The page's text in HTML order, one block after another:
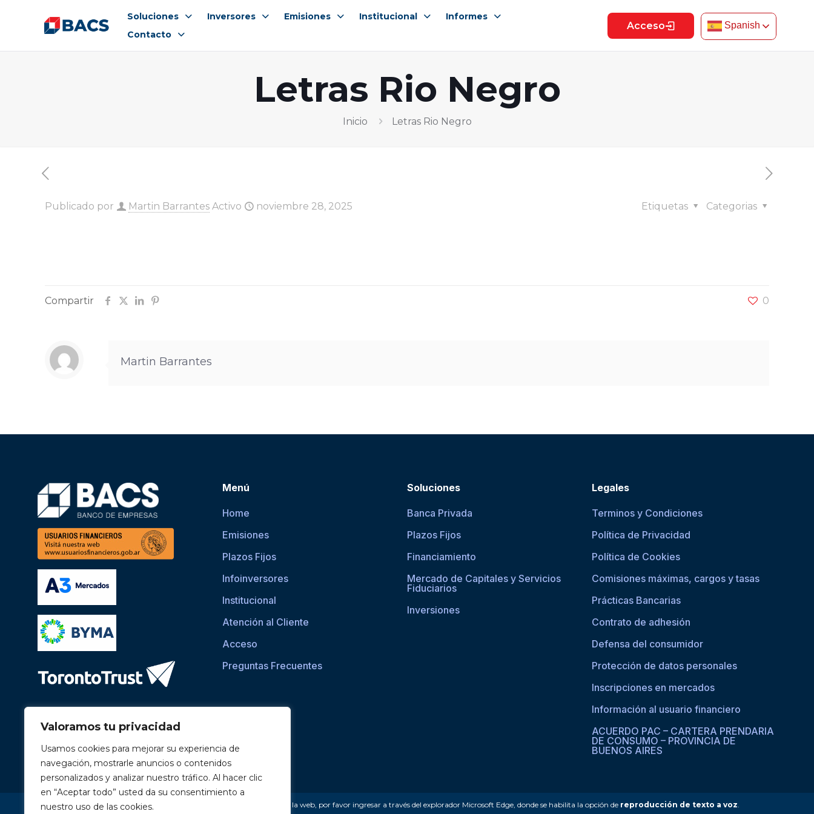
Valoramos tu privacidad
Usamos cookies para mejorar su experiencia de
navegación, mostrarle anuncios o contenidos
personalizados y analizar nuestro tráfico. Al hacer clic
en “Aceptar todo” usted da su consentimiento a
nuestro uso de las cookies.
Soluciones Inversores Emisiones Institucional
Informes
Contacto
Acceso Spanish
Letras Rio Negro
Inicio Letras Rio Negro
Publicado por Martin Barrantes Activo noviembre 28, 2025 Categorias
Etiquetas
Compartir 0
Martin Barrantes
Menú
Home
Emisiones
Plazos Fijos
Infoinversores
Institucional
Atención al Cliente
Acceso
Preguntas Frecuentes
Soluciones
Banca Privada
Plazos Fijos
Financiamiento
Mercado de Capitales y Servicios
Fiduciarios
Inversiones
Legales
Terminos y Condiciones
Política de Privacidad
Política de Cookies
Comisiones máximas, cargos y tasas
Prácticas Bancarias
Contrato de adhesión
Defensa del consumidor
Protección de datos personales
Inscripciones en mercados
Información al usuario financiero
ACUERDO PAC – CARTERA PRENDARIA
DE CONSUMO – PROVINCIA DE
BUENOS AIRES
Si asistís a una persona con dificultades visuales para acceder a la web, por favor ingresar a través del explorador Microsoft Edge, donde se habilita la opción de reproducción de texto a voz.